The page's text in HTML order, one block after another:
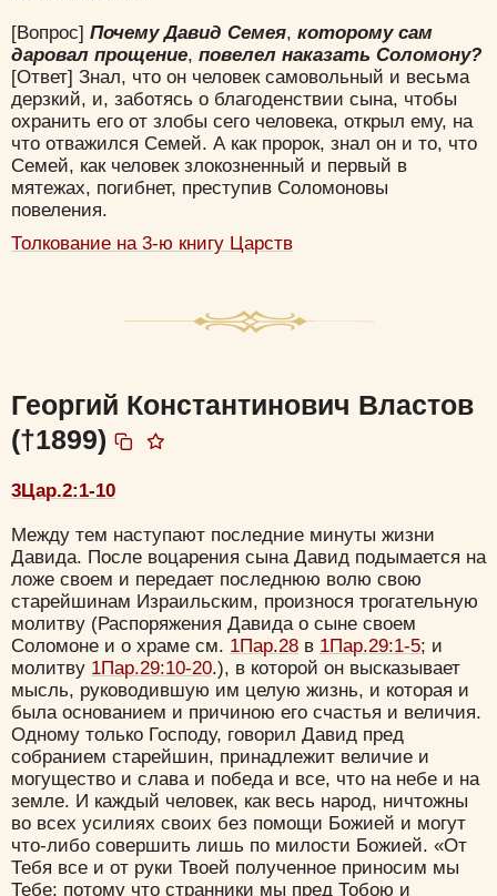
[Вопрос] Почему Давид Семея, которому сам
даровал прощение, повелел наказать Соломону?
[Ответ] Знал, что он человек самовольный и весьма
дерзкий, и, заботясь о благоденствии сына, чтобы
охранить его от злобы сего человека, открыл ему, на
что отважился Семей. А как пророк, знал он и то, что
Семей, как человек злокозненный и первый в
мятежах, погибнет, преступив Соломоновы
повеления.
Толкование на 3-ю книгу Царств
Георгий Константинович Властов
(†1899)
3Цар.2:1-10
Между тем наступают последние минуты жизни
Давида. После воцарения сына Давид подымается на
ложе своем и передает последнюю волю свою
старейшинам Израильским, произнося трогательную
молитву (Распоряжения Давида о сыне своем
Соломоне и о храме см. 1Пар.28 в 1Пар.29:1-5; и
молитву 1Пар.29:10-20.), в которой он высказывает
мысль, руководившую им целую жизнь, и которая и
была основанием и причиною его счастья и величия.
Одному только Господу, говорил Давид пред
собранием старейшин, принадлежит величие и
могущество и слава и победа и все, что на небе и на
земле. И каждый человек, как весь народ, ничтожны
во всех усилиях своих без помощи Божией и могут
что-либо совершить лишь по милости Божией. «От
Тебя все и от руки Твоей полученное приносим мы
Тебе: потому что странники мы пред Тобою и
Хорошо
Да
Нет
Вход
Регистрация
Цвет: